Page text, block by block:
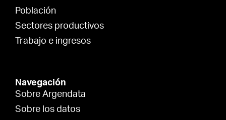
Población
Sectores productivos
Trabajo e ingresos
Navegación
Sobre Argendata
Sobre los datos